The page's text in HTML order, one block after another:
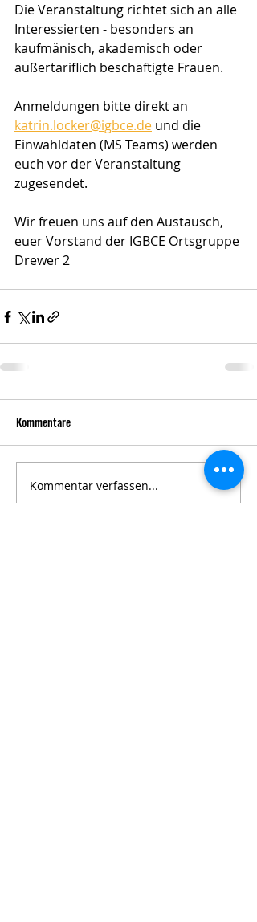
Die Veranstaltung richtet sich an alle
Interessierten - besonders an
kaufmänisch, akademisch oder
außertariflich beschäftigte Frauen.
Anmeldungen bitte direkt an
katrin.locker@igbce.de und die
Einwahldaten (MS Teams) werden
euch vor der Veranstaltung
zugesendet.
Wir freuen uns auf den Austausch,
euer Vorstand der IGBCE Ortsgruppe
Drewer 2
Kommentare
Kommentar verfassen...